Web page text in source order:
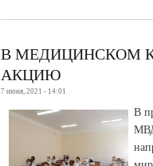
В МЕДИЦИНСКОМ
АКЦИЮ
7 июня, 2021 - 14:01
В